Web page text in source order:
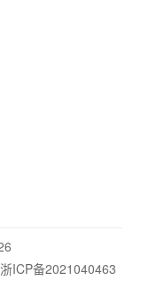
浙ICP备2021040463